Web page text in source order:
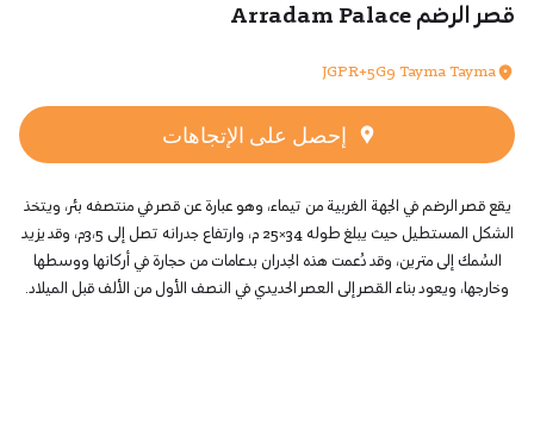
قصر الرضم Arradam Palace
JGPR+5G9 Tayma Tayma
إحصل على الإتجاهات
يقع قصر الرضم في الجهة الغربية من تيماء، وهو عبارة عن قصر في منتصفه بئر، ويتخذ
الشكل المستطيل حيث يبلغ طوله 34×25 م، وارتفاع جدرانه تصل إلى 3،5م، وقد يزيد
السُمك إلى مترين، وقد دُعمت هذه الجدران بدعامات من حجارة في أركانها ووسطها
وخارجها، ويعود بناء القصر إلى العصر الحديدي في النصف الأول من الألف قبل الميلاد.